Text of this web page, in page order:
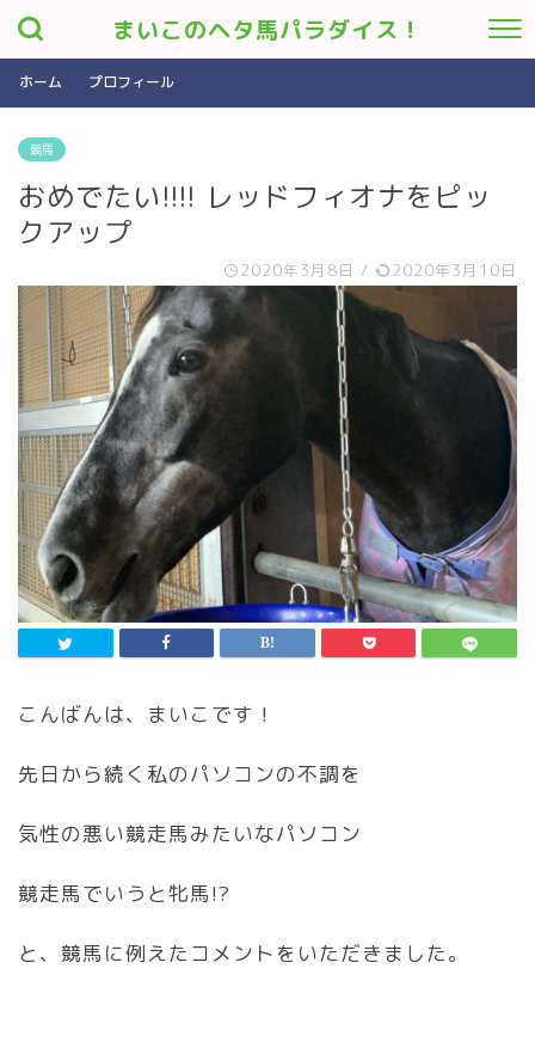
まいこのヘタ馬パラダイス！
ホーム プロフィール
競馬
おめでたい!!!! レッドフィオナをピッ
クアップ
2020年3月8日 / 2020年3月10日
こんばんは、まいこです！
先日から続く私のパソコンの不調を
気性の悪い競走馬みたいなパソコン
競走馬でいうと牝馬!?
と、競馬に例えたコメントをいただきました。